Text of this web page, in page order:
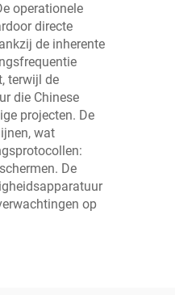
operationele
directe
de inherente
terwijl de
die Chinese
projecten. De
wat
De
op